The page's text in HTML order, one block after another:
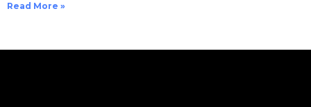
Read More »